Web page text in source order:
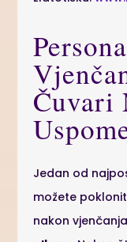
Čuvari
Jedan od
možete
nakon